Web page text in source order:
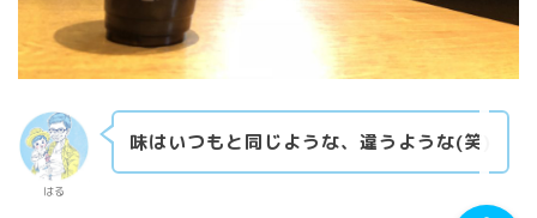
はる
味はいつもと同じような、違うような(笑)
Instagram
Twitter